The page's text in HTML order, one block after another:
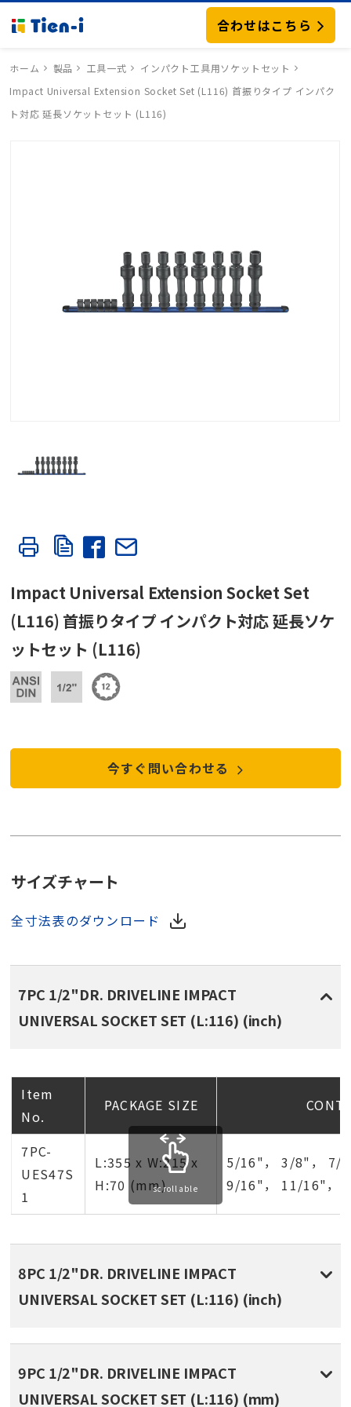
合わせはこちら
ホーム 製品 工具一式
インパクト工具用ソケットセット
Impact Universal Extension Socket Set (L116) 首振りタイプ インパク
ト対応 延長ソケットセット (L116)
Impact Universal Extension Socket Set
(L116) 首振りタイプ インパクト対応 延長ソケ
ットセット (L116)
今すぐ問い合わせる
サイズチャート
全寸法表のダウンロード
7PC 1/2"DR. DRIVELINE IMPACT
UNIVERSAL SOCKET SET (L:116) (inch)
Item
No.
PACKAGE SIZE
7PC-
UES47S
1
L:355 x W:215 x
H:70 (mm)
5/16"， 3/8"， 7/
9/16"， 11/16"，
scrollable
8PC 1/2"DR. DRIVELINE IMPACT
UNIVERSAL SOCKET SET (L:116) (inch)
9PC 1/2"DR. DRIVELINE IMPACT
UNIVERSAL SOCKET SET (L:116) (mm)